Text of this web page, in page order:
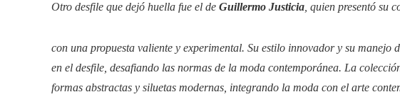
Otro desfile que dejó huella fue el de Guillermo Justicia , quien presentó su
con una propuesta valiente y experimental. Su estilo innovador y su manejo
en el desfile, desafiando las normas de la moda contemporánea. La
formas abstractas y siluetas modernas, integrando la moda con el arte